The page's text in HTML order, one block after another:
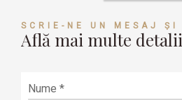
SCRIE-NE UN MESAJ ȘI
Află mai multe detalii
Nume *